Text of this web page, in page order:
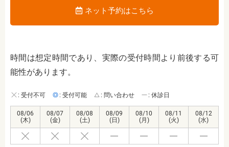
ネット予約はこちら
時間は想定時間であり、実際の受付時間より前後する可
能性があります。
: 受付不可 : 受付可能 : 問い合わせ : 休診日
08/06
(木)
08/07
(金)
08/08
(土)
08/09
(日)
08/10
(月)
08/11
(火)
08/12
(水)